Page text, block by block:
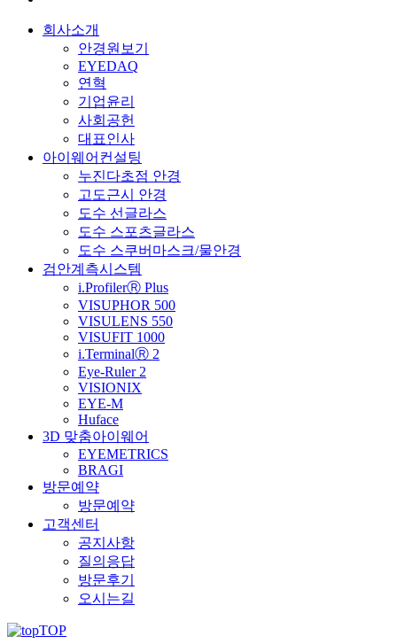
회사소개
안경원보기
EYEDAQ
연혁
기업윤리
사회공헌
대표인사
아이웨어컨설팅
누진다초점 안경
고도근시 안경
도수 선글라스
도수 스포츠글라스
도수 스쿠버마스크/물안경
검안계측시스템
i.ProfilerⓇ Plus
VISUPHOR 500
VISULENS 550
VISUFIT 1000
i.TerminalⓇ 2
Eye-Ruler 2
VISIONIX
EYE-M
Huface
3D 맞춤아이웨어
EYEMETRICS
BRAGI
방문예약
방문예약
고객센터
공지사항
질의응답
방문후기
오시는길
TOP